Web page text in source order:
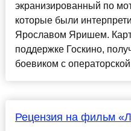
экранизированный по
которые были
Ярославом Яришем.
поддержке Госкино,
боевиком с
Рецензия на фильм